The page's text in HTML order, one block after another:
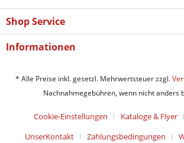
Shop Service
Informationen
* Alle Preise inkl. gesetzl. Mehrwertsteuer zzgl.
Nachnahmegebühren, wenn nicht anders
Cookie-Einstellungen Kataloge & Flyer
UnserKontakt
Zahlungsbedingungen